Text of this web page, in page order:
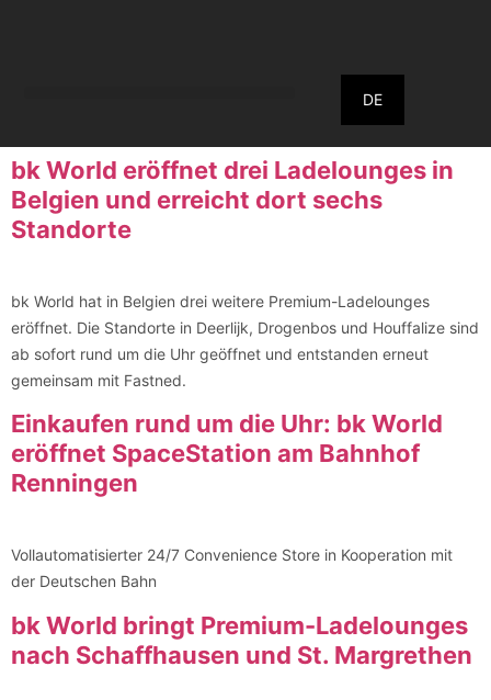
DE
bk World eröffnet drei Ladelounges in
Belgien und erreicht dort sechs
Standorte
bk World hat in Belgien drei weitere Premium-Ladelounges
eröffnet. Die Standorte in Deerlijk, Drogenbos und Houffalize sind
ab sofort rund um die Uhr geöffnet und entstanden erneut
gemeinsam mit Fastned.
Einkaufen rund um die Uhr: bk World
eröffnet SpaceStation am Bahnhof
Renningen
Vollautomatisierter 24/7 Convenience Store in Kooperation mit
der Deutschen Bahn
bk World bringt Premium-Ladelounges
nach Schaffhausen und St. Margrethen